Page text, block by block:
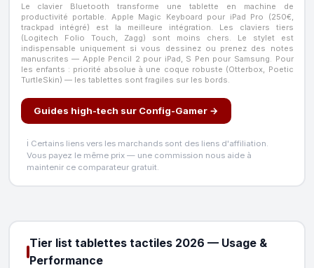
Le clavier Bluetooth transforme une tablette en machine de
productivité portable. Apple Magic Keyboard pour iPad Pro (250€,
trackpad intégré) est la meilleure intégration. Les claviers tiers
(Logitech Folio Touch, Zagg) sont moins chers. Le stylet est
indispensable uniquement si vous dessinez ou prenez des notes
manuscrites — Apple Pencil 2 pour iPad, S Pen pour Samsung. Pour
les enfants : priorité absolue à une coque robuste (Otterbox, Poetic
TurtleSkin) — les tablettes sont fragiles sur les bords.
Guides high-tech sur Config-Gamer →
ℹ️ Certains liens vers les marchands sont des liens d'affiliation.
Vous payez le même prix — une commission nous aide à
maintenir ce comparateur gratuit.
Tier list tablettes tactiles 2026 — Usage &
Performance